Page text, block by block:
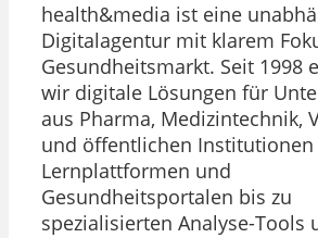
health&media ist eine
Digitalagentur mit klarem
Gesundheitsmarkt. Seit 1998
wir digitale Lösungen für
aus Pharma, Medizintechnik,
und öffentlichen Institutionen
Lernplattformen und
Gesundheitsportalen bis zu
spezialisierten Analyse-Tools